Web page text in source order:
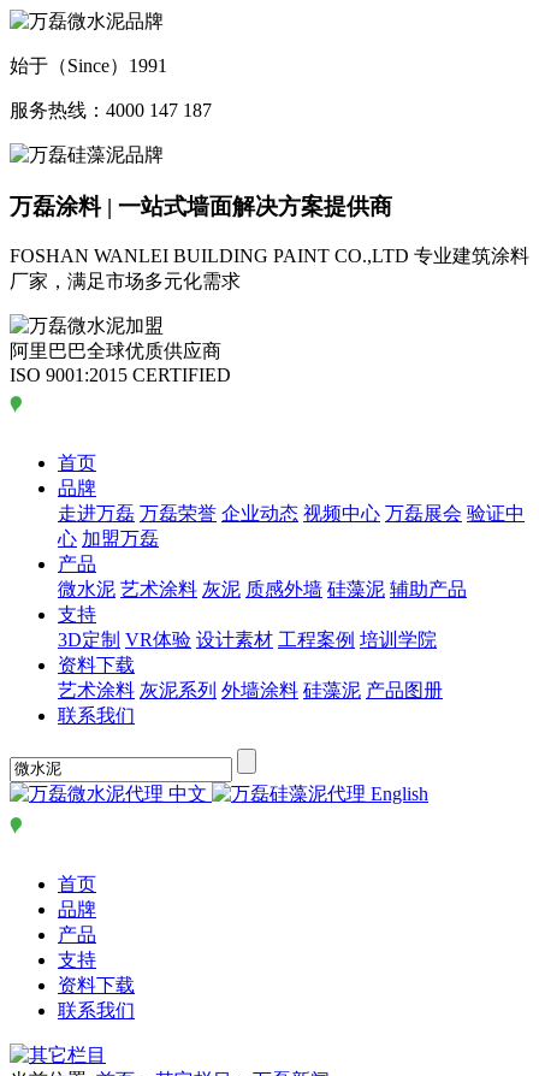
始于（Since）1991
服务热线：4000 147 187
万磊涂料 | 一站式墙面解决方案提供商
FOSHAN WANLEI BUILDING PAINT CO.,LTD 专业建筑涂料
厂家，满足市场多元化需求
阿里巴巴全球优质供应商
ISO 9001:2015 CERTIFIED
首页
品牌
走进万磊 万磊荣誉 企业动态 视频中心 万磊展会 验证中
心 加盟万磊
产品
微水泥 艺术涂料 灰泥 质感外墙 硅藻泥 辅助产品
支持
3D定制 VR体验 设计素材 工程案例 培训学院
资料下载
艺术涂料 灰泥系列 外墙涂料 硅藻泥 产品图册
联系我们
中文 English
首页
品牌
产品
支持
资料下载
联系我们